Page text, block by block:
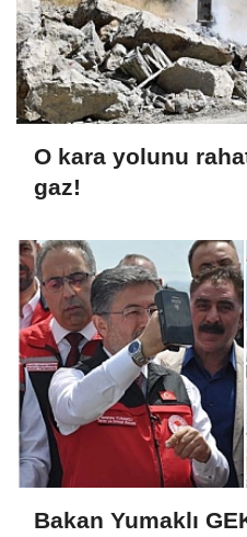
O kara yolunu
gaz!
Bakan Yumaklı